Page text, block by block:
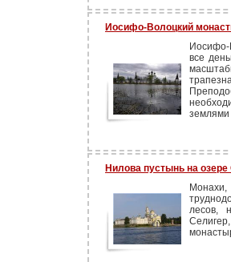
Иосифо-Волоцкий
все
Нилова пустынь на озере
лесов,